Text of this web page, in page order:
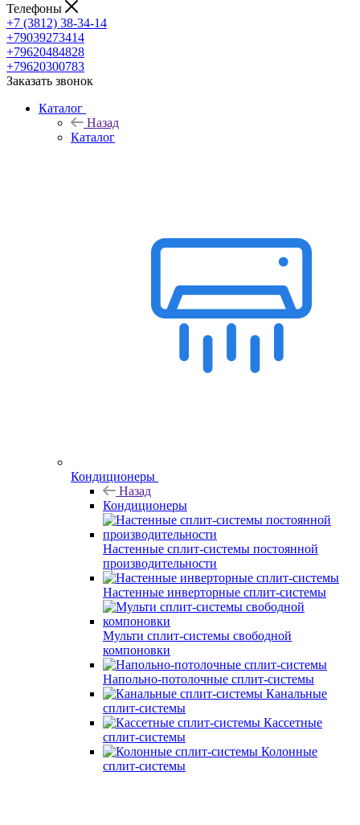
Телефоны
+7 (3812) 38-34-14
+79039273414
+79620484828
+79620300783
Заказать звонок
Каталог
Назад
Каталог
Кондиционеры
Назад
Кондиционеры
Настенные сплит-системы постоянной
производительности
Настенные инверторные сплит-системы
Мульти сплит-системы свободной
компоновки
Напольно-потолочные сплит-системы
Канальные
сплит-системы
Кассетные
сплит-системы
Колонные
сплит-системы